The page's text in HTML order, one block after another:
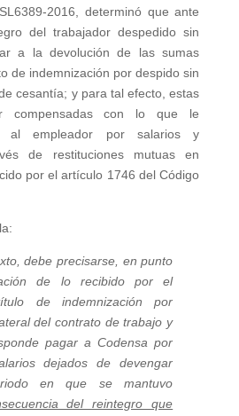
2016, determinó que ante
del trabajador despedido sin
a la devolución de las sumas
de indemnización por despido sin
cesantía; y para tal efecto, estas
compensadas con lo que le
al empleador por salarios y
de restituciones mutuas en
por el artículo 1746 del Código
debe precisarse, en punto
de lo recibido por el
de indemnización por
del contrato de trabajo y
pagar a Codensa por
dejados de devengar
en que se mantuvo
del reintegro que